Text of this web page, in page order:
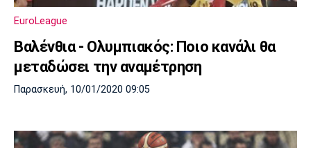
Cine Spot
Media
Κηφισιά
EuroLeague
Βαλένθια - Ολυμπιακός: Ποιο κανάλι θα
μεταδώσει την αναμέτρηση
Παρασκευή, 10/01/2020 09:05